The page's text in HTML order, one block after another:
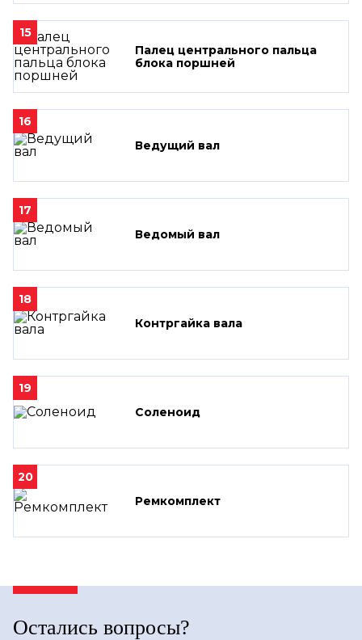
15
Палец центрального пальца
блока поршней
16
Ведущий вал
17
Ведомый вал
18
Контргайка вала
19
Соленоид
20
Ремкомплект
Остались вопросы?